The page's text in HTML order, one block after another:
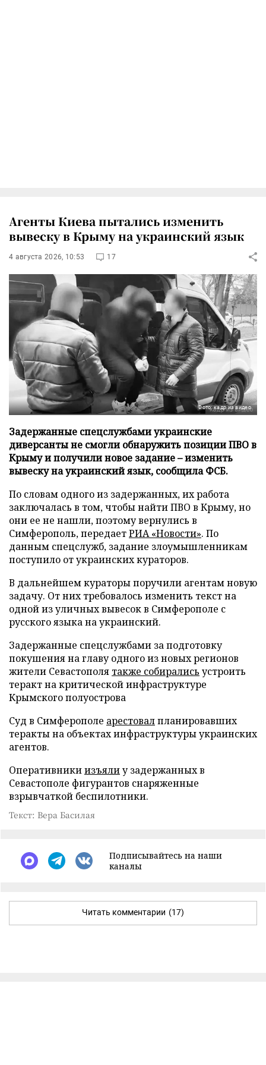
Агенты Киева пытались изменить
вывеску в Крыму на украинский язык
4 августа 2026, 10:53 17
Фото: кадр из видео
Задержанные спецслужбами украинские
диверсанты не смогли обнаружить позиции ПВО в
Крыму и получили новое задание – изменить
вывеску на украинский язык, сообщила ФСБ.
По словам одного из задержанных, их работа
заключалась в том, чтобы найти ПВО в Крыму, но
они ее не нашли, поэтому вернулись в
Симферополь, передаетРИА «Новости». По
данным спецслужб, задание злоумышленникам
поступило от украинских кураторов.
В дальнейшем кураторы поручили агентам новую
задачу. От них требовалось изменить текст на
одной из уличных вывесок в Симферополе с
русского языка на украинский.
Задержанные спецслужбами за подготовку
покушения на главу одного из новых регионов
жители Севастополя также собирались устроить
теракт на критической инфраструктуре
Крымского полуострова
Суд в Симферополе арестовалпланировавших
теракты на объектах инфраструктуры украинских
агентов.
Оперативникиизъялиу задержанных в
Севастополе фигурантов снаряженные
взрывчаткой беспилотники.
Текст: Вера Басилая
Подписывайтесь на наши
каналы
Читать комментарии (17)